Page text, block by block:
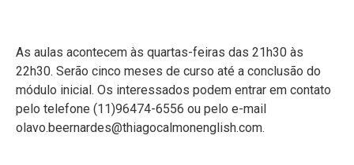
As aulas acontecem às quartas-feiras das 21h30 às
22h30. Serão cinco meses de curso até a conclusão do
módulo inicial. Os interessados podem entrar em contato
pelo telefone (11)96474-6556 ou pelo e-mail
olavo.beernardes@thiagocalmonenglish.com.